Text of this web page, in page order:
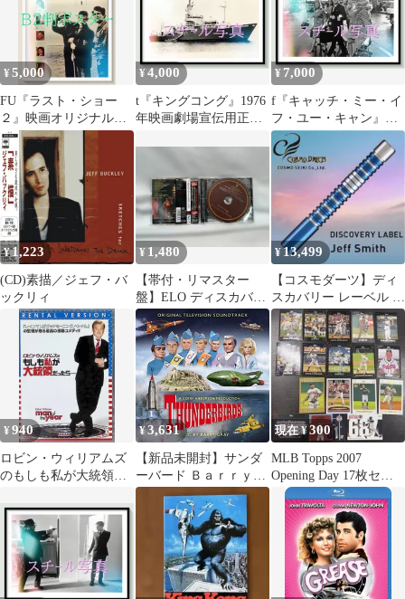
ラヴォルタ オリヴィ
ア・ニュートン＝ジョ
ン ジェフ・コナウェイ
ストッカード・チャニ
ング
ニー・マイケル・ホー
ル ジェニー・ライト ジ
ェフ・コパー
¥5,000
FU『ラスト・ショー
２』映画オリジナルB2
判ポスター
FU07209
¥4,000
t『キングコング』1976
年映画劇場宣伝用正規
真 pt006715 ジョ
フ・ブリッジス ジェシ
カ・ラング チャール
ズ・グローディン ジャ
ック・オハローラン
¥7,000
f『キャッチ・ミー・イ
フ・ユー・キャン』
2003年映画劇場宣伝用
正規オリジナルスチー
ル写真 fu002042 ス
ティーヴン・スピルバ
ーグ フランク・Ｗ・ア
バグネイル レオナル
ド・ディカプリオ ト
ム・ハンクス クリスト
ファー・ウォーケン マ
ーティン・シーン
¥1,223
(CD)素描／ジェフ・バ
ックリィ
¥ 1,480
【帯付・リマスター
盤】ELO ディスカバリ
ー CD ボーナストラッ
ク3曲収録
¥13,499
【コスモダーツ】ディ
スカバリー レーベル ジ
ェフ・スミスモデル
2BA 美品
¥940
ロビン・ウィリアムズ
のもしも私が大統領だ
プDVD]
¥3,631
【新品未開封】サンダ
ーバード Ｂａｒｒｙ
Ｇｒａｙ 形式: CD
現在 ¥300
MLB Topps 2007
Opening Day 17枚セッ